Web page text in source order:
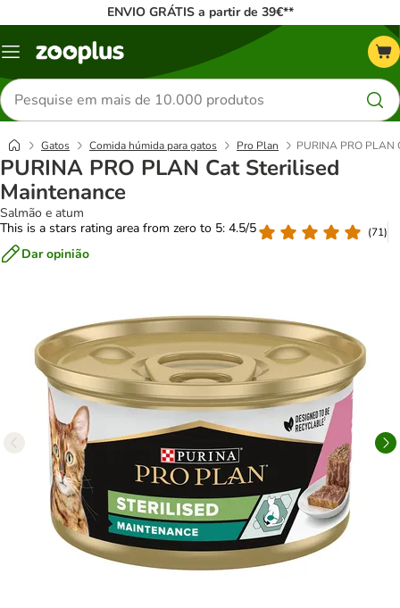
ENVIO GRÁTIS a partir de 39€**
Menu
Pesquisar
produtos
Gatos Comida húmida para gatos Pro Plan PURINA PRO PLAN
PURINA PRO PLAN Cat Sterilised
Maintenance
Salmão e atum
This is a stars rating area from zero to 5: 4.5/5
(71)
Dar opinião